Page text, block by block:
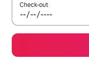
Check-out